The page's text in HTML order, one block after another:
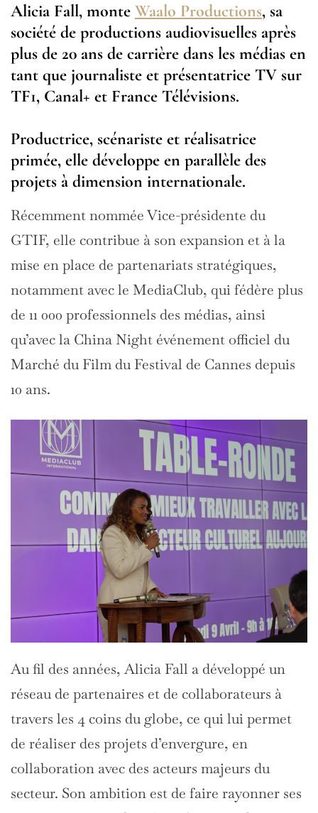
Alicia Fall, monte Waalo Productions, sa
société de productions audiovisuelles après
plus de 20 ans de carrière dans les médias en
tant que journaliste et présentatrice TV sur
TF1, Canal+ et France Télévisions.
Productrice, scénariste et réalisatrice
primée, elle développe en parallèle des
projets à dimension internationale.
Récemment nommée Vice-présidente du
GTIF, elle contribue à son expansion et à la
mise en place de partenariats stratégiques,
notamment avec le MediaClub, qui fédère plus
de 11 000 professionnels des médias, ainsi
qu’avec la China Night événement officiel du
Marché du Film du Festival de Cannes depuis
10 ans.
Au fil des années, Alicia Fall a développé un
réseau de partenaires et de collaborateurs à
travers les 4 coins du globe, ce qui lui permet
de réaliser des projets d’envergure, en
collaboration avec des acteurs majeurs du
secteur. Son ambition est de faire rayonner ses